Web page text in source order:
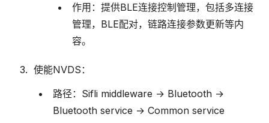
作用：提供BLE连接控制管理，包括多连接
管理，BLE配对，链路连接参数更新等内
容。
使能NVDS：
路径：Sifli middleware → Bluetooth →
Bluetooth service → Common service